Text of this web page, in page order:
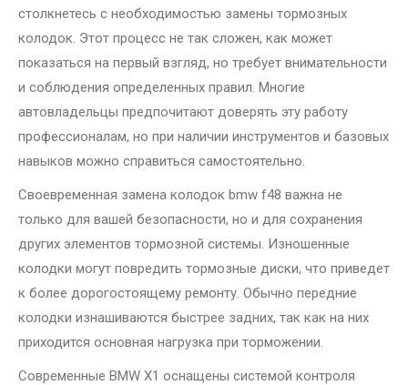
столкнетесь с необходимостью замены тормозных
колодок. Этот процесс не так сложен, как может
показаться на первый взгляд, но требует внимательности
и соблюдения определенных правил. Многие
автовладельцы предпочитают доверять эту работу
профессионалам, но при наличии инструментов и базовых
навыков можно справиться самостоятельно.
Своевременная замена колодок bmw f48 важна не
только для вашей безопасности, но и для сохранения
других элементов тормозной системы. Изношенные
колодки могут повредить тормозные диски, что приведет
к более дорогостоящему ремонту. Обычно передние
колодки изнашиваются быстрее задних, так как на них
приходится основная нагрузка при торможении.
Современные BMW X1 оснащены системой контроля